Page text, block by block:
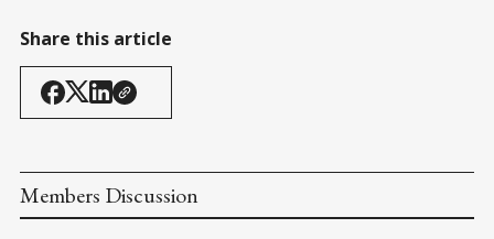
Share this article
Members Discussion